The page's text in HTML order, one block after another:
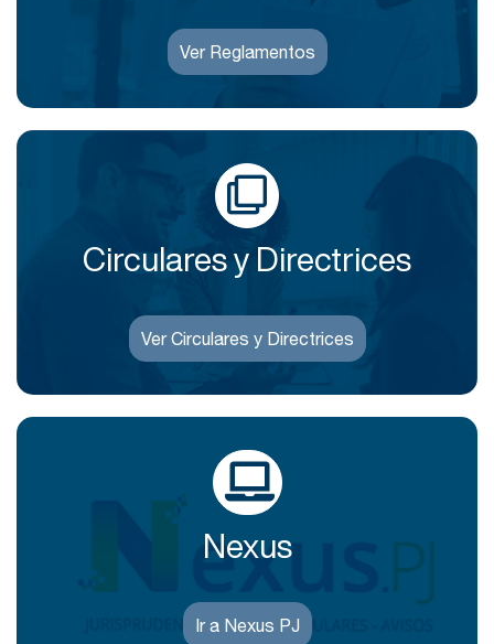
Ver Reglamentos
Circulares y Directrices
Ver Circulares y Directrices
Nexus
Ir a Nexus PJ